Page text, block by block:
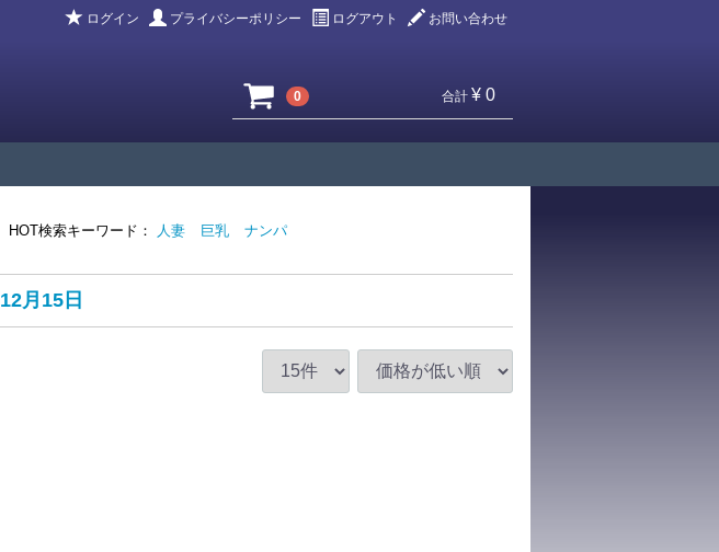
ログイン プライバシーポリシー ログアウト お問い合わせ
0 合計 ¥ 0
HOT検索キーワード： 人妻 巨乳 ナンパ
12月15日